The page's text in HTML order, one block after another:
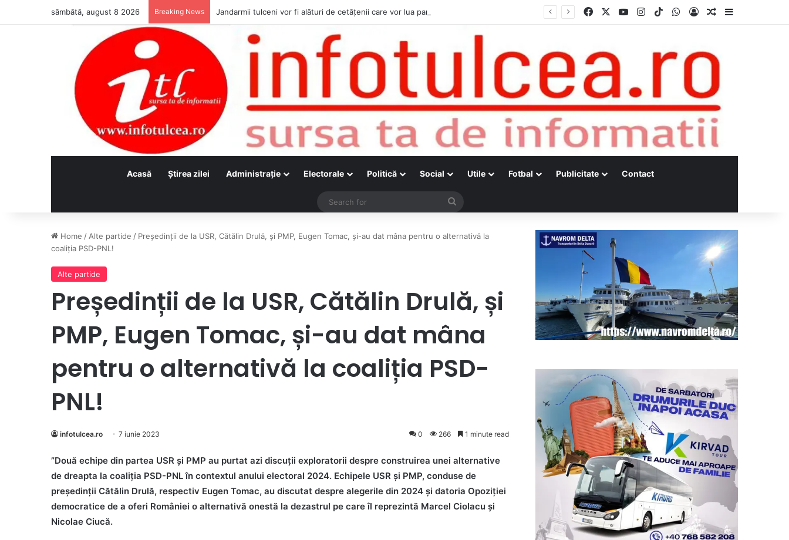
sâmbătă, august 8 2026 Breaking News Jandarmii tulceni vor fi alături de cetățenii care vor lua parte la Festivalul Folk Țestos Facebook YouTubeInstagram
TikTokWhatsApp
Log InRandom Article
Acasă Ştirea zilei Administraţie Electorale Politică Social Utile Fotbal Publicitate Contact
Search
Home /Alte partide / Președinții de la USR, Cătălin Drulă, și PMP, Eugen Tomac, și-au dat mâna pentru o alternativă la
coaliția PSD-PNL!
Alte partide
Președinții de la USR, Cătălin Drulă, și
PMP, Eugen Tomac, și-au dat mâna
pentru o alternativă la coaliția PSD-
PNL!
infotulcea.ro 7 iunie 2023 0 266 1 minute read
”Două echipe din partea USR și PMP au purtat azi discuții exploratorii despre construirea unei alternative
de dreapta la coaliția PSD-PNL în contextul anului electoral 2024. Echipele USR și PMP, conduse de
președinții Cătălin Drulă, respectiv Eugen Tomac, au discutat despre alegerile din 2024 și datoria Opoziției
democratice de a oferi României o alternativă onestă la dezastrul pe care îl reprezintă Marcel Ciolacu și
Nicolae Ciucă.